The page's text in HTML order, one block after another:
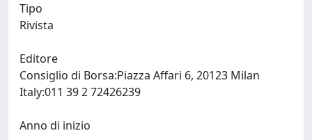
Tipo
Rivista
Editore
Consiglio di Borsa:Piazza Affari 6, 20123 Milan
Anno di inizio